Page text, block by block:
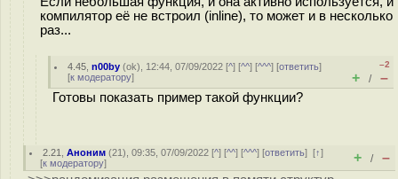
компилятор её не встроил (inline), то может и в несколько
раз...
4.45 ,n00by (ok), 12:44, 07/09/2022 [^] [^^] [^^^] [ответить]
[к модератору]
–2
+ / –
Готовы показать пример такой функции?
2.21 ,Аноним (21), 09:35, 07/09/2022 [^] [^^] [^^^] [ответить][↑]
[к модератору] + / –